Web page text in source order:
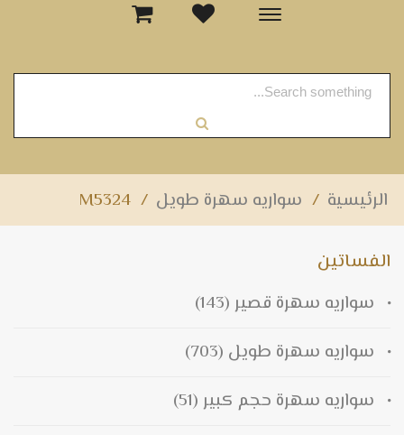
-
الرئيسية / سواريه سهرة طويل /
M5324
الفساتين
سواريه سهرة قصير (143)
سواريه سهرة طويل (703)
سواريه سهرة حجم كبير (51)